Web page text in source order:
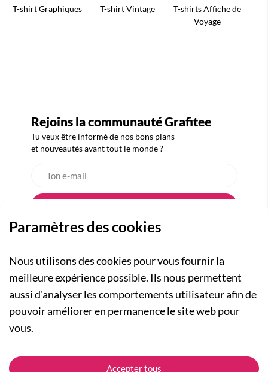
T-shirt Graphiques T-shirt Vintage
T-shirts Affiche de
Voyage
Rejoins la communauté Grafitee
Tu veux être informé de nos bons plans
et nouveautés avant tout le monde ?
A PROPOS
Qui sommes-nous ?
Actualités
Nos engagements
NOS RUBRIQUES
Collection Femme
ASSISTANCE
Paramètres des cookies
Nous utilisons des cookies pour vous fournir la
meilleure expérience possible. Ils nous permettent
aussi d'analyser les comportements utilisateur afin de
pouvoir améliorer en permanence le site web pour
vous.
Accepter tous